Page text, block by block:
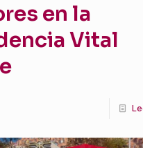
en la
Vital